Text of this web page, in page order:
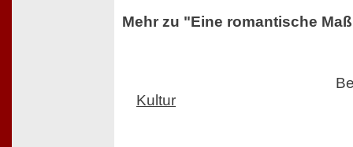
Mehr zu "Eine romantische
Kultur